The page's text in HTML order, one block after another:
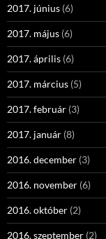
2017. június (6)
2017. május (6)
2017. április (6)
2017. március (5)
2017. február (3)
2017. január (8)
2016. december (3)
2016. november (6)
2016. október (2)
2016. szeptember (2)